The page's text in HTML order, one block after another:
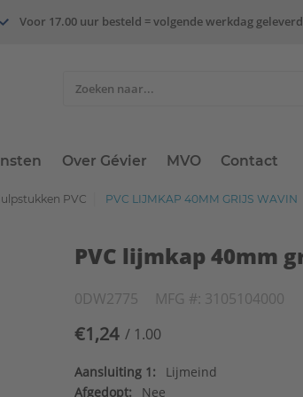
Voor 17.00 uur besteld = volgende werkdag geleverd
Over Gévier MVO Contact
PVC PVC LIJMKAP 40MM GRIJS WAVIN
PVC lijmkap 40mm
0DW2775 MFG #: 3105104000
€1,24 / 1.00
Aansluiting 1:
Lijmeind
Afgedopt:
Nee